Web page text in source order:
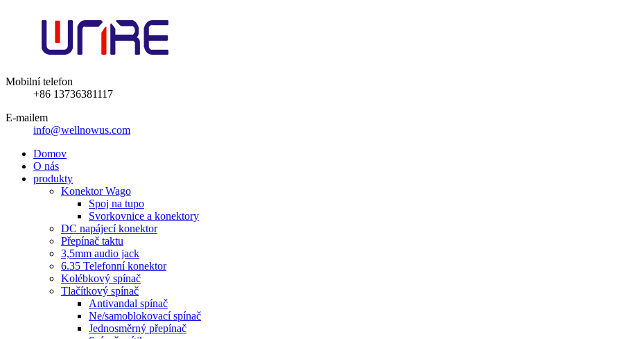
Mobilní telefon
+86 13736381117
E-mailem
info@wellnowus.com
Domov
O nás
produkty
Konektor Wago
Spoj na tupo
Svorkovnice a konektory
DC napájecí konektor
Přepínač taktu
3,5mm audio jack
6.35 Telefonní konektor
Kolébkový spínač
Tlačítkový spínač
Antivandal spínač
Ne/samoblokovací spínač
Jednosměrný přepínač